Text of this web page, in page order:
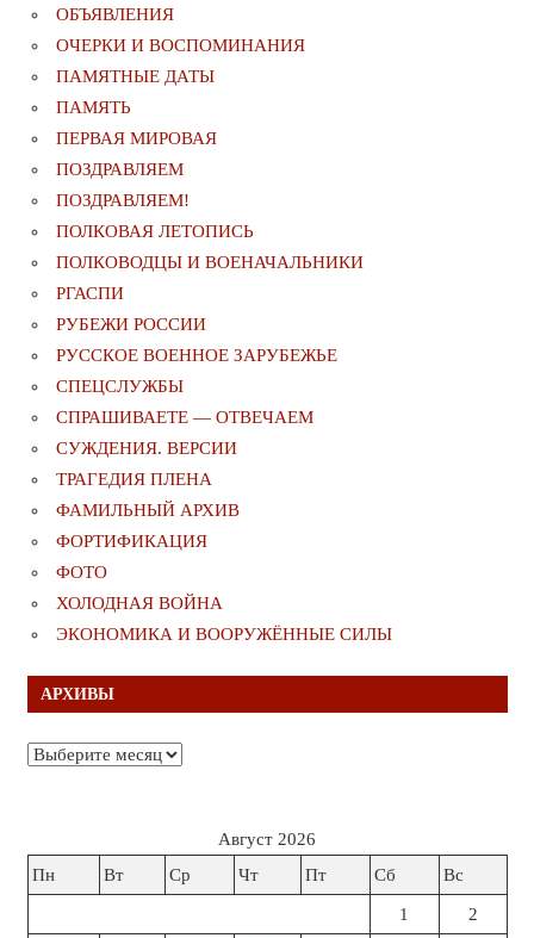
ОБЪЯВЛЕНИЯ
ОЧЕРКИ И ВОСПОМИНАНИЯ
ПАМЯТНЫЕ ДАТЫ
ПАМЯТЬ
ПЕРВАЯ МИРОВАЯ
ПОЗДРАВЛЯЕМ
ПОЗДРАВЛЯЕМ!
ПОЛКОВАЯ ЛЕТОПИСЬ
ПОЛКОВОДЦЫ И ВОЕНАЧАЛЬНИКИ
РГАСПИ
РУБЕЖИ РОССИИ
РУССКОЕ ВОЕННОЕ ЗАРУБЕЖЬЕ
СПЕЦСЛУЖБЫ
СПРАШИВАЕТЕ — ОТВЕЧАЕМ
СУЖДЕНИЯ. ВЕРСИИ
ТРАГЕДИЯ ПЛЕНА
ФАМИЛЬНЫЙ АРХИВ
ФОРТИФИКАЦИЯ
ФОТО
ХОЛОДНАЯ ВОЙНА
ЭКОНОМИКА И ВООРУЖЁННЫЕ СИЛЫ
АРХИВЫ
Архивы
Август 2026
Пн
Вт Ср Чт Пт Сб Вс
1 2